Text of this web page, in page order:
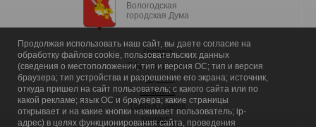
Вологодская
городская Дума
Главная
Общие сведения
Депутаты
Комитеты
График приема
Контакты
Продолжая использовать наш сайт, вы даете согласие на
обработку файлов cookie, пользовательских данных
(сведения о местоположении; тип и версия ОС; тип и версия
браузера; тип устройства и разрешение его экрана; источник,
откуда пришел на сайт пользователь; с какого сайта или по
какой рекламе; язык ОС и браузера; какие страницы
открывает и на какие кнопки нажимает пользователь; ip-
адрес) в целях функционирования сайта, проведения